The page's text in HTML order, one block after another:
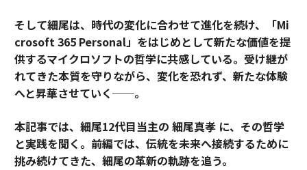
そして細尾は、時代の変化に合わせて進化を続け、「Mi
crosoft 365 Personal」をはじめとして新たな価値を提
供するマイクロソフトの哲学に共感している。受け継が
れてきた本質を守りながら、変化を恐れず、新たな体験
へと昇華させていく──。
本記事では、細尾12代目当主の 細尾真孝 に、その哲学
と実践を聞く。前編では、伝統を未来へ接続するために
挑み続けてきた、細尾の革新の軌跡を追う。